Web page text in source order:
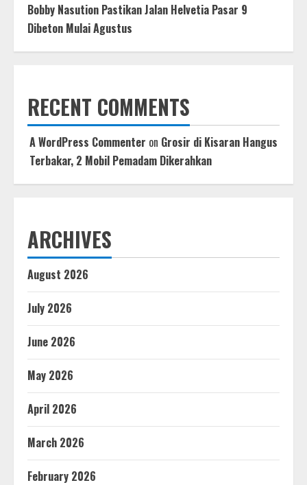
Bobby Nasution Pastikan Jalan Helvetia Pasar 9
Dibeton Mulai Agustus
RECENT COMMENTS
A WordPress Commenter on Grosir di Kisaran Hangus
Terbakar, 2 Mobil Pemadam Dikerahkan
ARCHIVES
August 2026
July 2026
June 2026
May 2026
April 2026
March 2026
February 2026